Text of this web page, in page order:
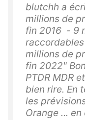
blutchh a
millions de
fin 2016 - 9
millions de
fin 2022"
PTDR MDR
bien rire. En
les
Orange ...